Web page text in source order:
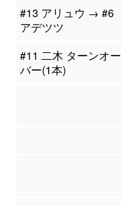
#13 アリュウ → #6
アデツツ
#11 二木 ターンオー
バー(1本)